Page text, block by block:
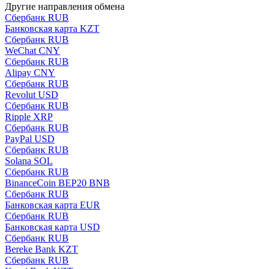
Другие направления обмена
Сбербанк RUB
Банковская карта KZT
Сбербанк RUB
WeChat CNY
Сбербанк RUB
Alipay CNY
Сбербанк RUB
Revolut USD
Сбербанк RUB
Ripple XRP
Сбербанк RUB
PayPal USD
Сбербанк RUB
Solana SOL
Сбербанк RUB
BinanceCoin BEP20 BNB
Сбербанк RUB
Банковская карта EUR
Сбербанк RUB
Банковская карта USD
Сбербанк RUB
Bereke Bank KZT
Сбербанк RUB